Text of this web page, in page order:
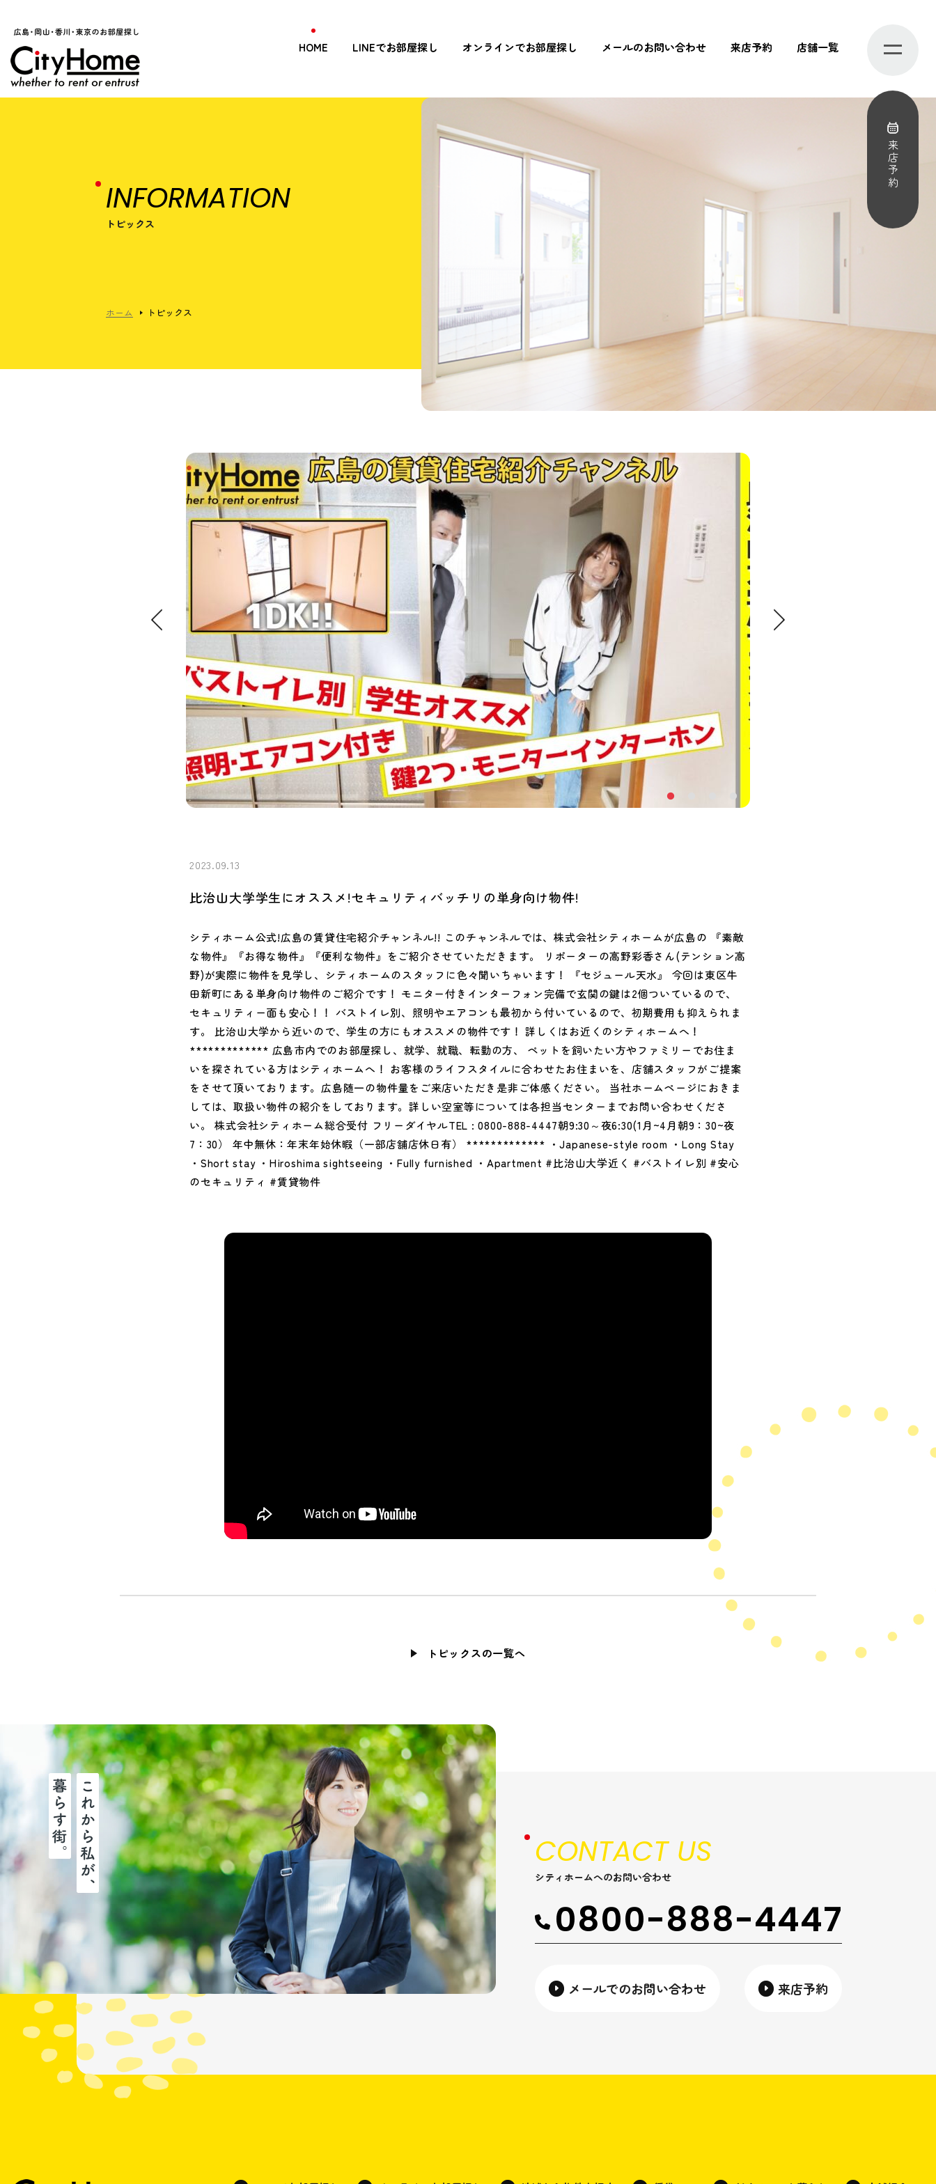
HOME LINEでお部屋探し オンラインでお部屋探し メールのお問い合わせ 来店予約 店舗一覧
来店予約
INFORMATION
トピックス
ホーム トピックス
2023.09.13
比治山大学学生にオススメ!セキュリティバッチリの単身向け物件!
シティホーム公式!広島の賃貸住宅紹介チャンネル!! このチャンネルでは、株式会社シティホームが広島の 『素敵
な物件』『お得な物件』『便利な物件』をご紹介させていただきます。 リポーターの高野彩香さん(テンション高
野)が実際に物件を見学し、シティホームのスタッフに色々聞いちゃいます！ 『セジュール天水』 今回は東区牛
田新町にある単身向け物件のご紹介です！ モニター付きインターフォン完備で玄関の鍵は2個ついているので、
セキュリティー面も安心！！ バストイレ別、照明やエアコンも最初から付いているので、初期費用も抑えられま
す。 比治山大学から近いので、学生の方にもオススメの物件です！ 詳しくはお近くのシティホームへ！
************* 広島市内でのお部屋探し、就学、就職、転勤の方、 ペットを飼いたい方やファミリーでお住ま
いを探されている方はシティホームへ！ お客様のライフスタイルに合わせたお住まいを、店舗スタッフがご提案
をさせて頂いております。広島随一の物件量をご来店いただき是非ご体感ください。 当社ホームページにおきま
しては、取扱い物件の紹介をしております。詳しい空室等については各担当センターまでお問い合わせくださ
い。 株式会社シティホーム総合受付 フリーダイヤルTEL : 0800-888-4447朝9:30～夜6:30(1月~4月朝9：30~夜
7：30） 年中無休：年末年始休暇（一部店舗店休日有） ************* ・Japanese-style room ・Long Stay
・Short stay ・Hiroshima sightseeing ・Fully furnished ・Apartment #比治山大学近く #バストイレ別 #安心
のセキュリティ #賃貸物件
トピックスの一覧へ
CONTACT US
シティホームへのお問い合わせ
0800-888-4447
メールでのお問い合わせ 来店予約